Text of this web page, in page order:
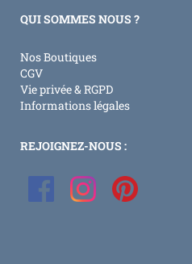
QUI SOMMES NOUS ?
Nos Boutiques
CGV
Vie privée & RGPD
Informations légales
REJOIGNEZ-NOUS :